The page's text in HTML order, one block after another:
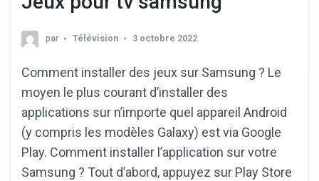
par Télévision 3 octobre 2022
Comment installer des jeux sur Samsung ? Le
moyen le plus courant d’installer des
applications sur n’importe quel appareil Android
(y compris les modèles Galaxy) est via Google
Play. Comment installer l’application sur votre
Samsung ? Tout d’abord, appuyez sur Play Store